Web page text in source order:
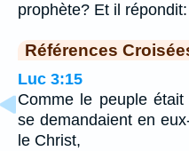
prophète? Et il
Références
Luc 3:15
Comme le peuple
se demandaient en
le Christ,